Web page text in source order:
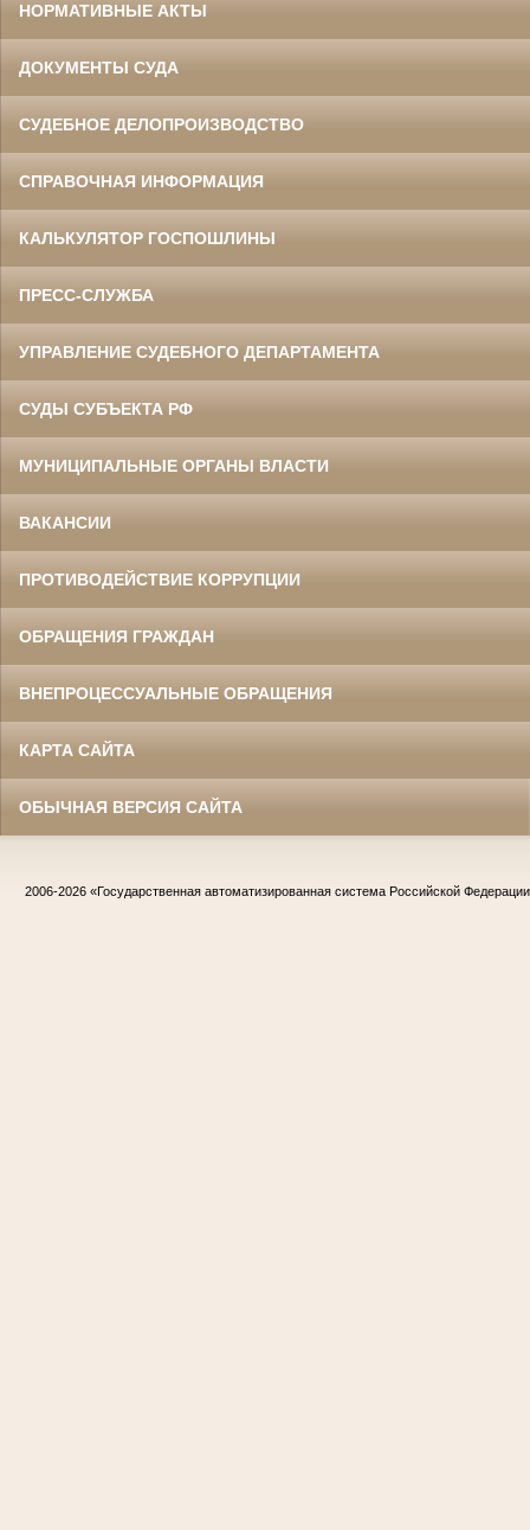
НОРМАТИВНЫЕ АКТЫ
ДОКУМЕНТЫ СУДА
СУДЕБНОЕ ДЕЛОПРОИЗВОДСТВО
СПРАВОЧНАЯ ИНФОРМАЦИЯ
КАЛЬКУЛЯТОР ГОСПОШЛИНЫ
ПРЕСС-СЛУЖБА
УПРАВЛЕНИЕ СУДЕБНОГО ДЕПАРТАМЕНТА
СУДЫ СУБЪЕКТА РФ
МУНИЦИПАЛЬНЫЕ ОРГАНЫ ВЛАСТИ
ВАКАНСИИ
ПРОТИВОДЕЙСТВИЕ КОРРУПЦИИ
ОБРАЩЕНИЯ ГРАЖДАН
ВНЕПРОЦЕССУАЛЬНЫЕ ОБРАЩЕНИЯ
КАРТА САЙТА
ОБЫЧНАЯ ВЕРСИЯ САЙТА
2006-2026 «Государственная автоматизированная система Российской